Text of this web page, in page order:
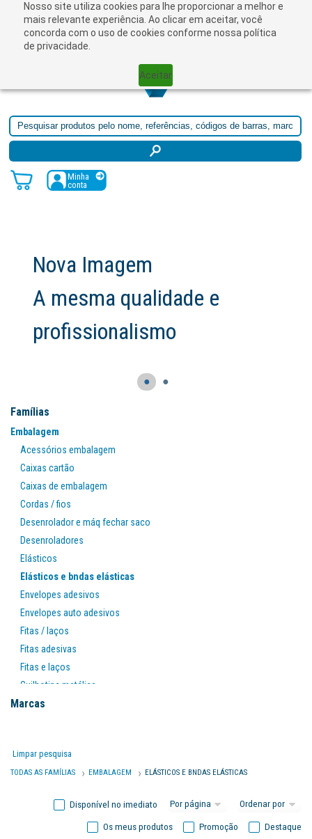
Nosso site utiliza cookies para lhe proporcionar a melhor e
mais relevante experiência. Ao clicar em aceitar, você
concorda com o uso de cookies conforme nossa política
de privacidade.
Aceitar
Minha
conta
Nova Imagem
A mesma qualidade e
profissionalismo
● ●
Famílias
Embalagem
Acessórios embalagem
Caixas cartão
Caixas de embalagem
Cordas / fios
Desenrolador e máq fechar saco
Desenroladores
Elásticos
Elásticos e bndas elásticas
Envelopes adesivos
Envelopes auto adesivos
Fitas / laços
Fitas adesivas
Fitas e laços
Guilhotina metálica
Outros acessórios de embalagem
Plástico bolha / filme extensível
Plástico borbulhas-filme exten
Porta rolos para papel
Sacos de plástico e papel
Marcas
Limpar pesquisa
TODAS AS FAMÍLIAS EMBALAGEM ELÁSTICOS E BNDAS ELÁSTICAS
Disponível no imediato
Destaque
Promoção
Os meus produtos